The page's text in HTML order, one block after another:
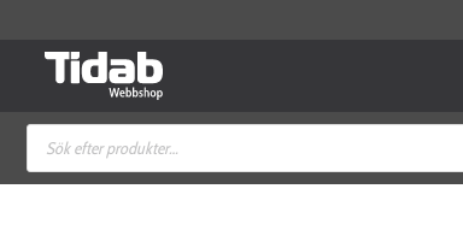
Produktsökning